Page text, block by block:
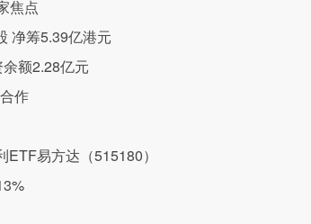
焦点
净筹5.39亿港元
额2.28亿元
作
易方达（515180）